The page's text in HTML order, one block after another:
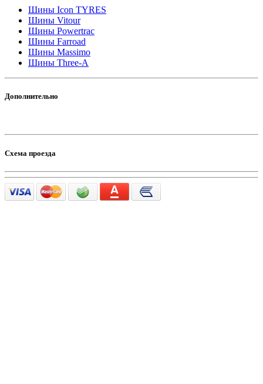
Шины Icon TYRES
Шины Vitour
Шины Powertrac
Шины Farroad
Шины Massimo
Шины Three-A
Дополнительно
Схема проезда